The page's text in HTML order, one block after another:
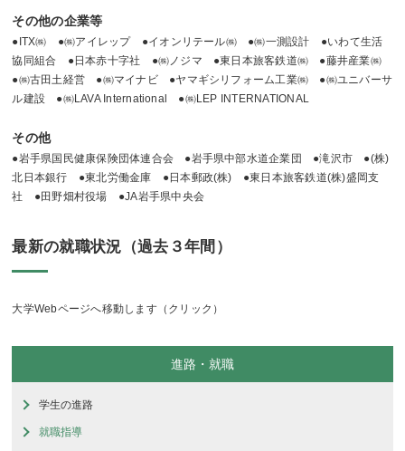
その他の企業等
●ITX㈱ ●㈱アイレップ ●イオンリテール㈱ ●㈱一測設計 ●いわて生活
協同組合 ●日本赤十字社 ●㈱ノジマ ●東日本旅客鉄道㈱ ●藤井産業㈱
●㈱古田土経営 ●㈱マイナビ ●ヤマギシリフォーム工業㈱ ●㈱ユニバーサ
ル建設 ●㈱LAVA International ●㈱LEP INTERNATIONAL
その他
●岩手県国民健康保険団体連合会 ●岩手県中部水道企業団 ●滝沢市 ●(株)
北日本銀行 ●東北労働金庫 ●日本郵政(株) ●東日本旅客鉄道(株)盛岡支
社 ●田野畑村役場 ●JA岩手県中央会
最新の就職状況（過去３年間）
大学Webページへ移動します（クリック）
進路・就職
学生の進路
就職指導